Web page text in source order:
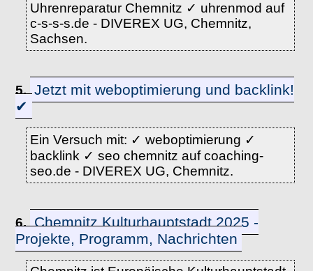
Uhrenreparatur Chemnitz ✓ uhrenmod auf
c-s-s-s.de - DIVEREX UG, Chemnitz,
Sachsen.
5. Jetzt mit weboptimierung und backlink!
✔
Ein Versuch mit: ✓ weboptimierung ✓
backlink ✓ seo chemnitz auf coaching-
seo.de - DIVEREX UG, Chemnitz.
6. Chemnitz Kulturhauptstadt 2025 -
Projekte, Programm, Nachrichten